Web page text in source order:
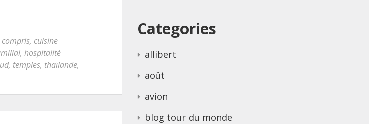
, cuisine
, hospitalité
, temples, thaïlande,
Categories
allibert
août
avion
blog tour du monde